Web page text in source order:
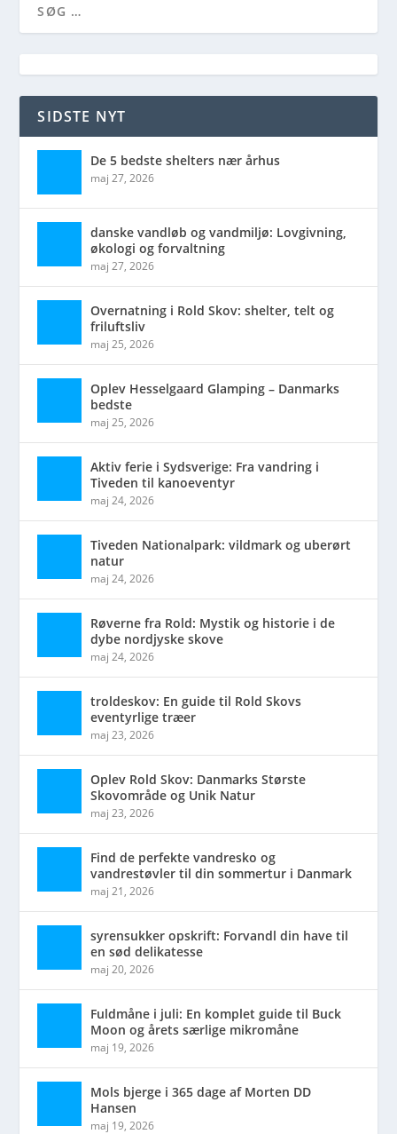
SIDSTE NYT
De 5 bedste shelters nær århus
maj 27, 2026
danske vandløb og vandmiljø: Lovgivning,
økologi og forvaltning
maj 27, 2026
Overnatning i Rold Skov: shelter, telt og
friluftsliv
maj 25, 2026
Oplev Hesselgaard Glamping – Danmarks
bedste
maj 25, 2026
Aktiv ferie i Sydsverige: Fra vandring i
Tiveden til kanoeventyr
maj 24, 2026
Tiveden Nationalpark: vildmark og uberørt
natur
maj 24, 2026
Røverne fra Rold: Mystik og historie i de
dybe nordjyske skove
maj 24, 2026
troldeskov: En guide til Rold Skovs
eventyrlige træer
maj 23, 2026
Oplev Rold Skov: Danmarks Største
Skovområde og Unik Natur
maj 23, 2026
Find de perfekte vandresko og
vandrestøvler til din sommertur i Danmark
maj 21, 2026
syrensukker opskrift: Forvandl din have til
en sød delikatesse
maj 20, 2026
Fuldmåne i juli: En komplet guide til Buck
Moon og årets særlige mikromåne
maj 19, 2026
Mols bjerge i 365 dage af Morten DD
Hansen
maj 19, 2026